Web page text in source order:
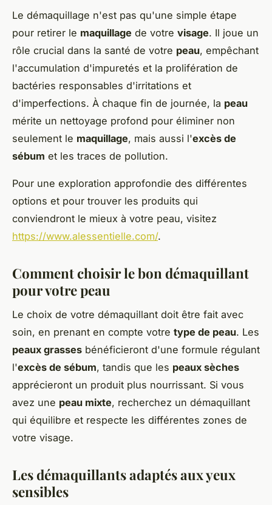
Le démaquillage n'est pas qu'une simple étape
pour retirer le maquillage de votre visage. Il joue un
rôle crucial dans la santé de votre peau, empêchant
l'accumulation d'impuretés et la prolifération de
bactéries responsables d'irritations et
d'imperfections. À chaque fin de journée, la peau
mérite un nettoyage profond pour éliminer non
seulement le maquillage, mais aussi l'excès de
sébum et les traces de pollution.
Pour une exploration approfondie des différentes
options et pour trouver les produits qui
conviendront le mieux à votre peau, visitez
https://www.alessentielle.com/.
Comment choisir le bon démaquillant
pour votre peau
Le choix de votre démaquillant doit être fait avec
soin, en prenant en compte votre type de peau. Les
peaux grasses bénéficieront d'une formule régulant
l'excès de sébum, tandis que les peaux sèches
apprécieront un produit plus nourrissant. Si vous
avez une peau mixte, recherchez un démaquillant
qui équilibre et respecte les différentes zones de
votre visage.
Les démaquillants adaptés aux yeux
sensibles